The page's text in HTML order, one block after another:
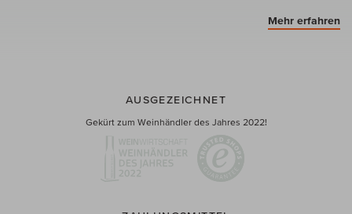
Mehr erfahren
AUSGEZEICHNET
Gekürt zum Weinhändler des Jahres 2022!